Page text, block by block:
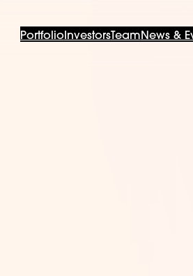
PortfolioInvestorsTeam News &